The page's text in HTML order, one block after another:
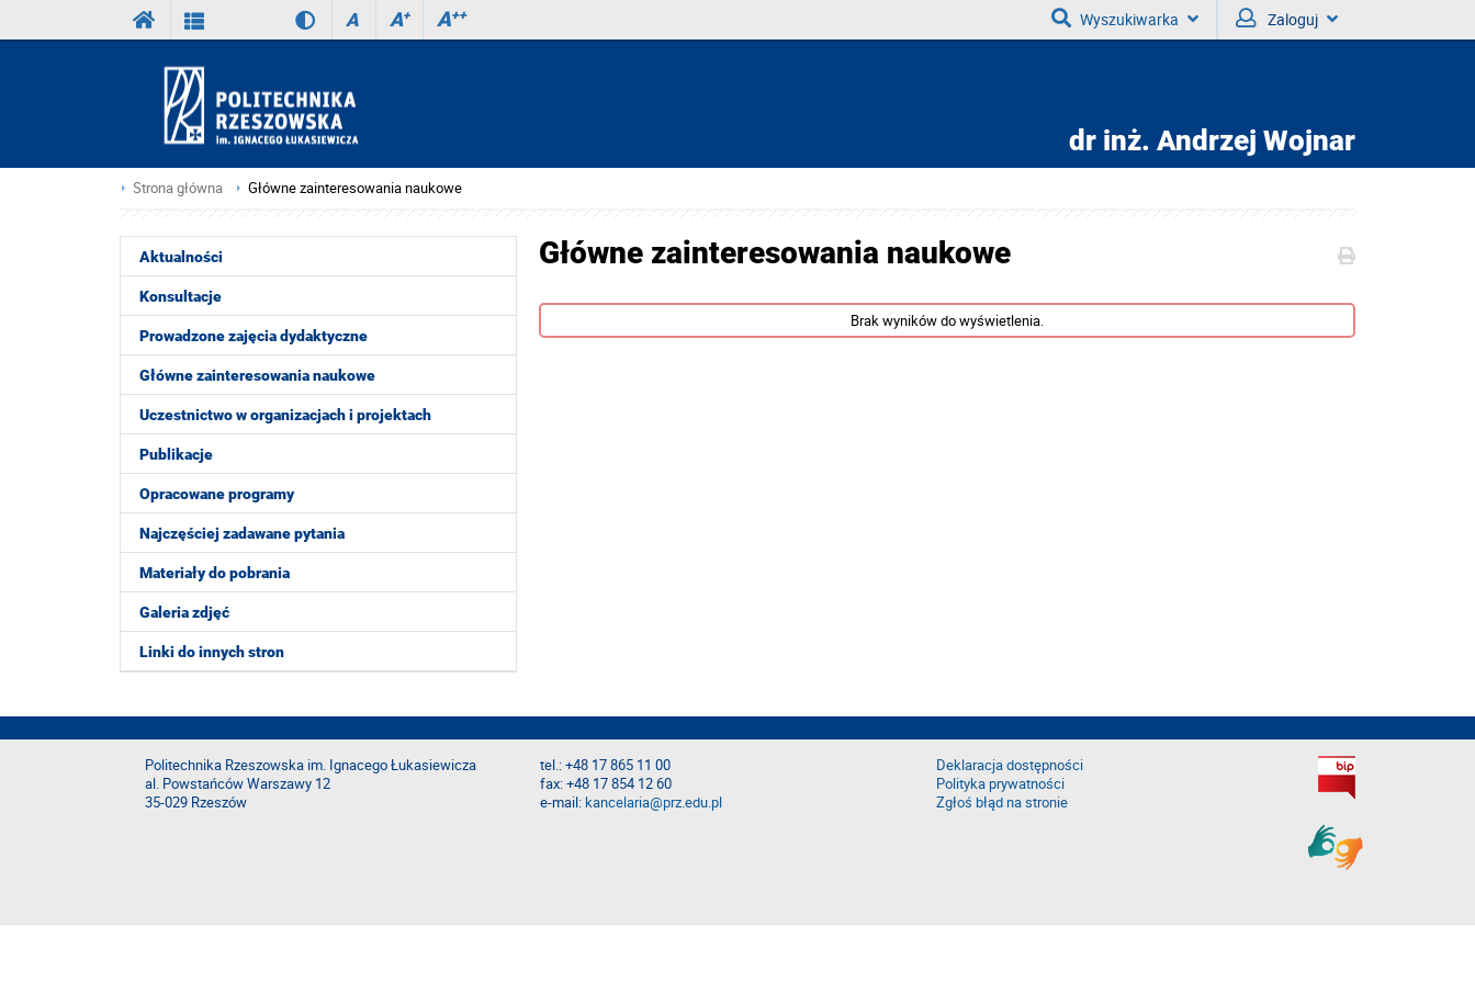
A A+ A++ Wyszukiwarka Zaloguj
dr inż. Andrzej Wojnar
Strona główna Główne zainteresowania naukowe
Aktualności
Konsultacje
Prowadzone zajęcia dydaktyczne
Główne zainteresowania naukowe
Uczestnictwo w organizacjach i projektach
Publikacje
Opracowane programy
Najczęściej zadawane pytania
Materiały do pobrania
Galeria zdjęć
Linki do innych stron
Główne zainteresowania naukowe
Brak wyników do wyświetlenia.
Politechnika Rzeszowska im. Ignacego Łukasiewicza
al. Powstańców Warszawy 12
35-029 Rzeszów
tel.: +48 17 865 11 00
fax: +48 17 854 12 60
e-mail:kancelaria@prz.edu.pl
Deklaracja dostępności
Polityka prywatności
Zgłoś błąd na stronie